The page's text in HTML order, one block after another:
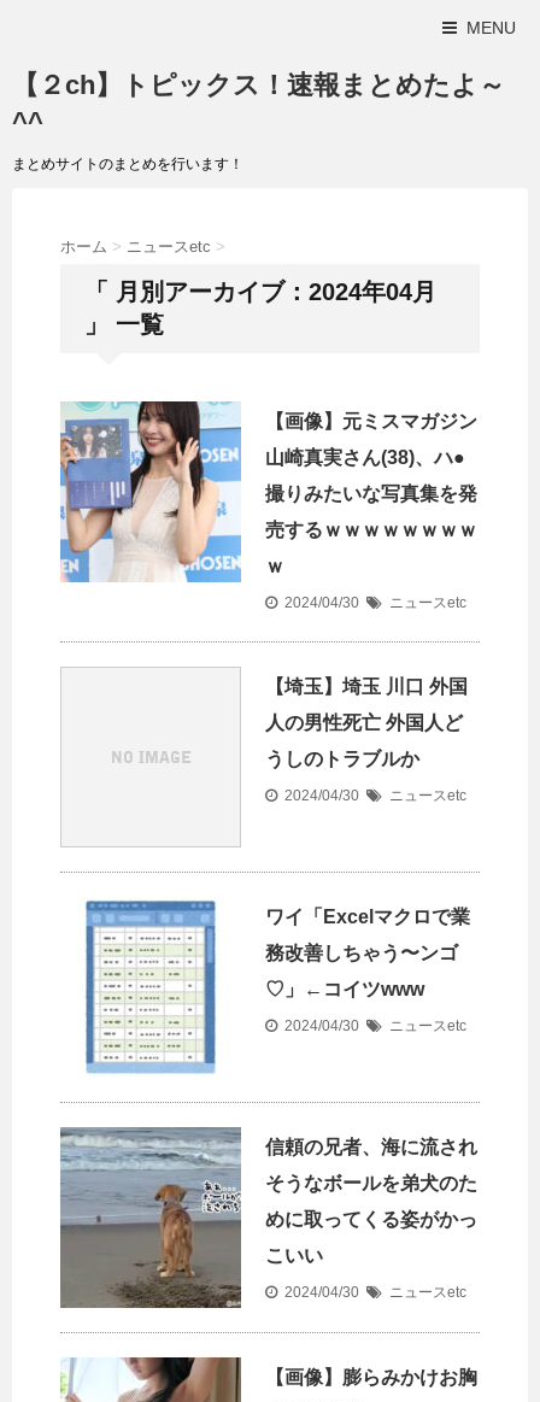
MENU
【２ch】トピックス！速報まとめたよ～
^^
まとめサイトのまとめを行います！
ホーム > ニュースetc >
「 月別アーカイブ：2024年04月
」 一覧
【画像】元ミスマガジン
山崎真実さん(38)、ハ●
撮りみたいな写真集を発
売するｗｗｗｗｗｗｗｗ
ｗ
2024/04/30 ニュースetc
【埼玉】埼玉 川口 外国
人の男性死亡 外国人ど
うしのトラブルか
2024/04/30 ニュースetc
ワイ「Excelマクロで業
務改善しちゃう〜ンゴ
♡」←コイツwww
2024/04/30 ニュースetc
信頼の兄者、海に流され
そうなボールを弟犬のた
めに取ってくる姿がかっ
こいい
2024/04/30 ニュースetc
【画像】膨らみかけお胸